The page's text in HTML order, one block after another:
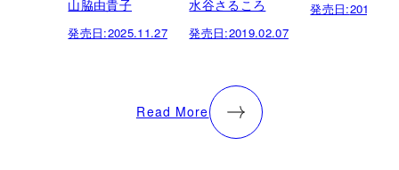
山脇由貴子
発売日:2025.11.27
水谷さるころ
発売日:2019.02.07
発売日:
Read More